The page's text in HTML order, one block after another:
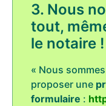
3. Nous
tout,
le notaire !
« Nous
proposer une
formulaire :